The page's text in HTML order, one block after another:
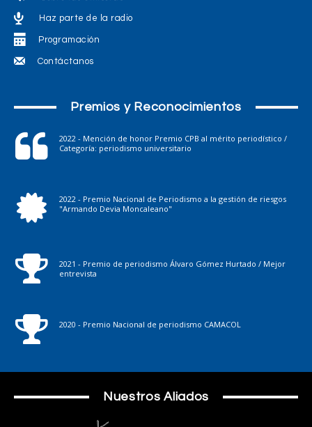
Haz parte de la radio
Programación
Contáctanos
Premios y Reconocimientos
2022 - Mención de honor Premio CPB al mérito periodístico /
Categoría: periodismo universitario
2022 - Premio Nacional de Periodismo a la gestión de riesgos
"Armando Devia Moncaleano"
2021 - Premio de periodismo Álvaro Gómez Hurtado / Mejor
entrevista
2020 - Premio Nacional de periodismo CAMACOL
Nuestros Aliados